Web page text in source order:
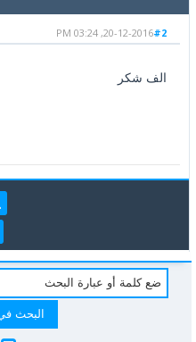
#2
20-12-2016, 03:24 PM
الف شكر